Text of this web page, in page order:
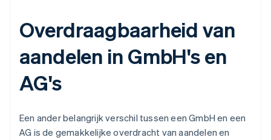
Overdraagbaarheid van
aandelen in GmbH's en
AG's
Een ander belangrijk verschil tussen een GmbH en een
AG is de gemakkelijke overdracht van aandelen en